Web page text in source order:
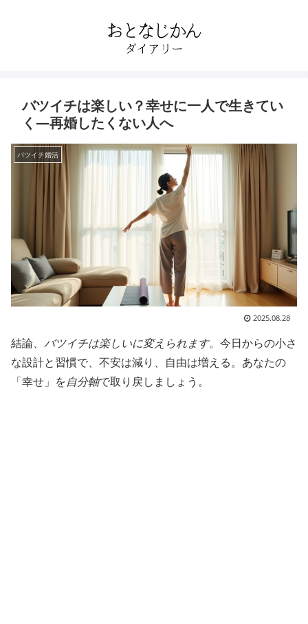
バツイチは楽しい？幸せに一人で生きてい
く—再婚したくない人へ
バツイチ婚活
2025.08.28
結論、 バツイチは楽しいに変えられます。今日からの小さ
な設計と習慣で、不安は減り、自由は増える。あなたの
「幸せ」を自分軸で取り戻しましょう。